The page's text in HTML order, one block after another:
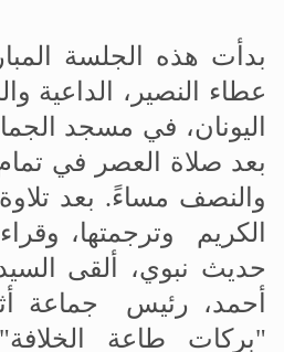
بدأت هذه الجلسة
عطاء النصير، الداعية
اليونان، في مسجد
بعد صلاة العصر في
والنصف مساءً. بعد
الكريم وترجمتها،
حديث نبوي، ألقى
أحمد، رئيس جماعة
"بركات طاعة